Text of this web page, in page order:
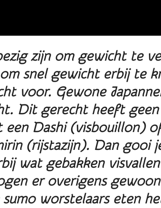
zijn om gewicht te
snel gewicht erbij te
voor. Gewone
Dit gerecht heeft
een Dashi (visbouillon)
(rijstazijn). Dan gooi
wat gebakken
er overigens
sumo worstelaars eten